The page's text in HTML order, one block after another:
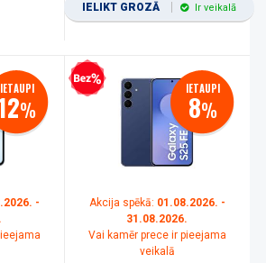
IELIKT GROZĀ Ir veikalā
IETAUPI
%
-
Bezprocentu kredīts IETAUPI
8%
Akcija spēkā: 01.08.2026. -
31.08.2026.
Vai kamēr prece ir pieejama
veikalā